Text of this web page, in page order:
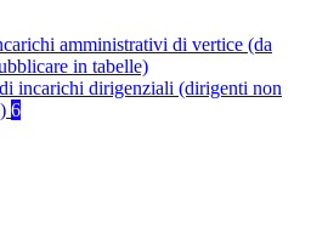
amministrativi di vertice (da
in tabelle)
incarichi dirigenziali (dirigenti non
6